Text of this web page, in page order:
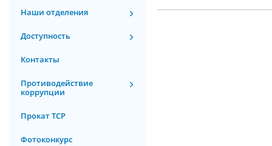
Наши отделения
Доступность
Контакты
Противодействие
коррупции
Прокат ТСР
Фотоконкурс